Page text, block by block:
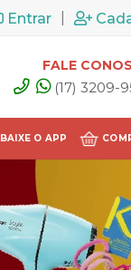
Entrar
FALE
(17) 3209-
BAIXE O APP